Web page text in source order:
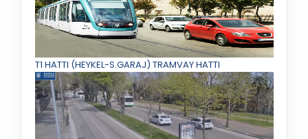
T1 HATTI (HEYKEL-S.GARAJ) TRAMVAY HATTI